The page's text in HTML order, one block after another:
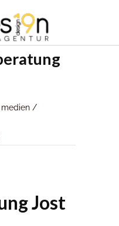
/
Jost